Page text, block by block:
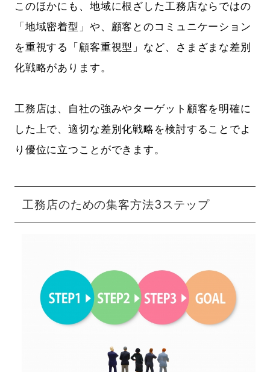
このほかにも、地域に根ざした工務店ならではの
「地域密着型」や、顧客とのコミュニケーション
を重視する「顧客重視型」など、さまざまな差別
化戦略があります。
工務店は、自社の強みやターゲット顧客を明確に
した上で、適切な差別化戦略を検討することでよ
り優位に立つことができます。
工務店のための集客方法3ステップ